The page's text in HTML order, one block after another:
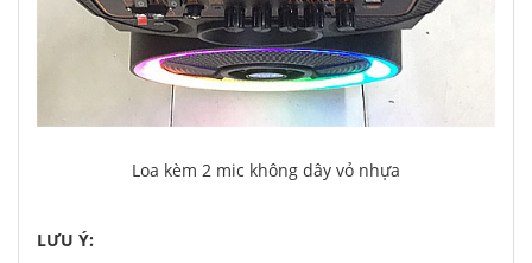
Loa kèm 2 mic không dây vỏ nhựa
LƯU Ý: